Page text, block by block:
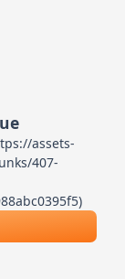
assets-
407-